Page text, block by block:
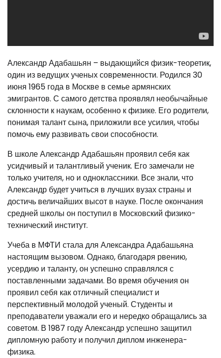
Александр Адабашьян – выдающийся физик-теоретик,
один из ведущих ученых современности. Родился 30
июня 1965 года в Москве в семье армянских
эмигрантов. С самого детства проявлял необычайные
склонности к наукам, особенно к физике. Его родители,
понимая талант сына, приложили все усилия, чтобы
помочь ему развивать свои способности.
В школе Александр Адабашьян проявил себя как
усидчивый и талантливый ученик. Его замечали не
только учителя, но и одноклассники. Все знали, что
Александр будет учиться в лучших вузах страны и
достичь величайших высот в науке. После окончания
средней школы он поступил в Московский физико-
технический институт.
Учеба в МФТИ стала для Александра Адабашьяна
настоящим вызовом. Однако, благодаря рвению,
усердию и таланту, он успешно справлялся с
поставленными задачами. Во время обучения он
проявил себя как отличный специалист и
перспективный молодой ученый. Студенты и
преподаватели уважали его и нередко обращались за
советом. В 1987 году Александр успешно защитил
дипломную работу и получил диплом инженера-
физика.